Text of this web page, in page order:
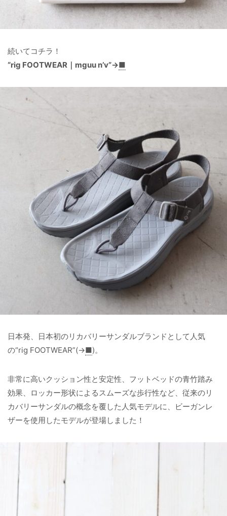
続いてコチラ！
“rig FOOTWEAR｜mguu n’v”→■
日本発、日本初のリカバリーサンダルブランドとして人気
の“rig FOOTWEAR”(→■)。
非常に高いクッション性と安定性、フットベッドの青竹踏み
効果、ロッカー形状によるスムーズな歩行性など、従来のリ
カバリーサンダルの概念を覆した人気モデルに、ビーガンレ
ザーを使用したモデルが登場しました！